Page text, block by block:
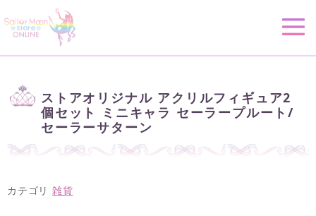
ストアオリジナル アクリルフィギュア2
個セット ミニキャラ セーラープルート/
セーラーサターン
カテゴリ 雑貨